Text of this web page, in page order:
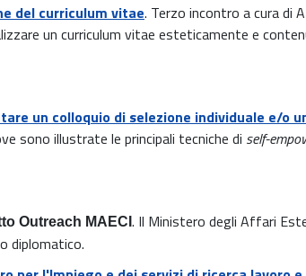
del curriculum vitae. Terzo incontro a cura di
un curriculum vitae esteticamente e
un colloquio di selezione individuale e/o
sono illustrate le principali tecniche di self-
Outreach MAECI . Il Ministero degli Affari
diplomatico.